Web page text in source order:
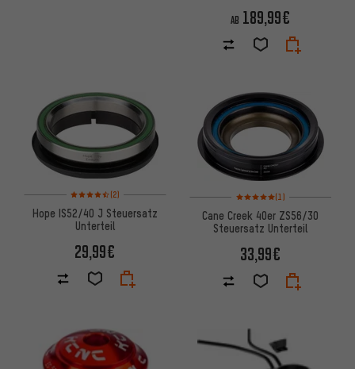
AB 189,99€
Bewertungen: 4,5 von 5 basierend auf 2 Bewertungen
(2)
Hope IS52/40 J Steuersatz
Unterteil
29,99€
Bewertungen: 5 von 5
(1)
Cane Creek 40er ZS56/30
Steuersatz Unterteil
33,99€